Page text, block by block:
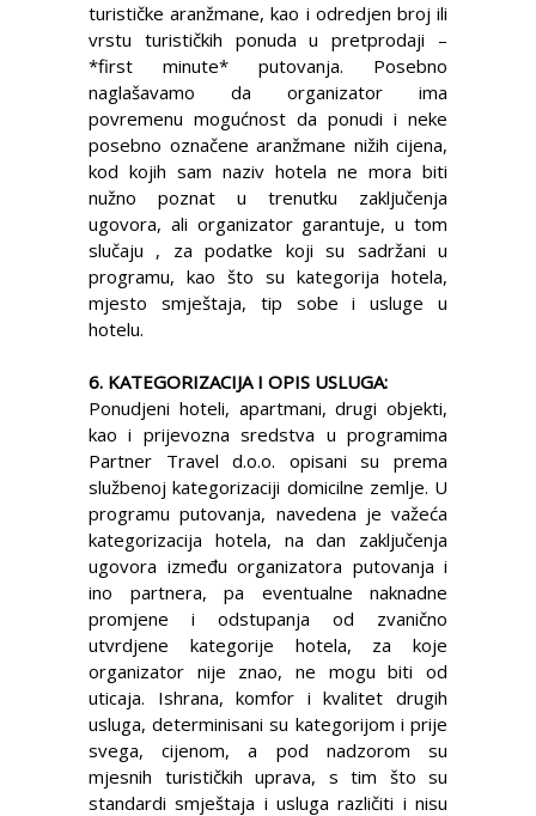
turističke aranžmane, kao i odredjen broj ili
vrstu turističkih ponuda u pretprodaji –
*first minute* putovanja. Posebno
naglašavamo da organizator ima
povremenu mogućnost da ponudi i neke
posebno označene aranžmane nižih cijena,
kod kojih sam naziv hotela ne mora biti
nužno poznat u trenutku zaključenja
ugovora, ali organizator garantuje, u tom
slučaju , za podatke koji su sadržani u
programu, kao što su kategorija hotela,
mjesto smještaja, tip sobe i usluge u
hotelu.
6. KATEGORIZACIJA I OPIS USLUGA:
Ponudjeni hoteli, apartmani, drugi objekti,
kao i prijevozna sredstva u programima
Partner Travel d.o.o. opisani su prema
službenoj kategorizaciji domicilne zemlje. U
programu putovanja, navedena je važeća
kategorizacija hotela, na dan zaključenja
ugovora između organizatora putovanja i
ino partnera, pa eventualne naknadne
promjene i odstupanja od zvanično
utvrdjene kategorije hotela, za koje
organizator nije znao, ne mogu biti od
uticaja. Ishrana, komfor i kvalitet drugih
usluga, determinisani su kategorijom i prije
svega, cijenom, a pod nadzorom su
mjesnih turističkih uprava, s tim što su
standardi smještaja i usluga različiti i nisu